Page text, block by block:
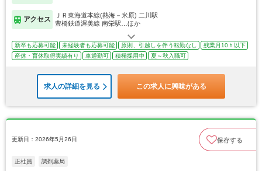
アクセス
ＪＲ東海道本線(熱海－米原) 二川駅
豊橋鉄道渥美線 南栄駅…ほか
新卒も応募可能 未経験者も応募可能 原則、引越しを伴う転勤なし
残業月10ｈ以下
産休・育休取得実績有り
車通勤可 積極採用中 夏～秋入職可
求人の詳細を見る この求人に興味がある
更新日：2026年5月26日 保存する
正社員 調剤薬局